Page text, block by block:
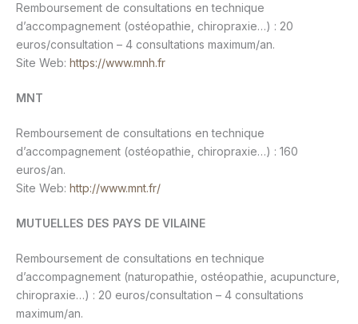
Remboursement de consultations en technique
d’accompagnement (ostéopathie, chiropraxie…) : 20
euros/consultation – 4 consultations maximum/an.
Site Web: https://www.mnh.fr
MNT
Remboursement de consultations en technique
d’accompagnement (ostéopathie, chiropraxie…) : 160
euros/an.
Site Web: http://www.mnt.fr/
MUTUELLES DES PAYS DE VILAINE
Remboursement de consultations en technique
d’accompagnement (naturopathie, ostéopathie, acupuncture,
chiropraxie…) : 20 euros/consultation – 4 consultations
maximum/an.